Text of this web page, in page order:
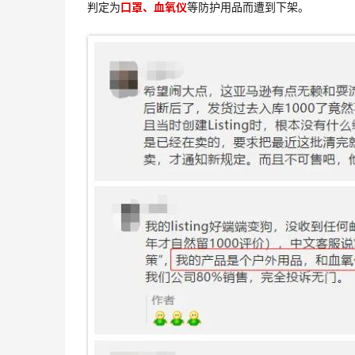
判定为口罩、血氧仪等防护用品而遭到下架。